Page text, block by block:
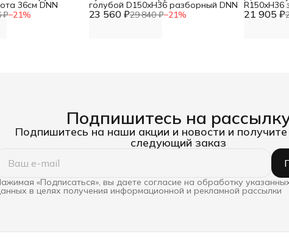
₽−21%
36см DNN
23 560 ₽29 840 ₽−21%
голубой D150xH36 разборный DNN
21 905 ₽
R150xH36
DNN
Подпишитесь на
Подпишитесь на наши акции и новости и получите
следующий заказ
«Подписаться», вы даете согласие на обработку
в целях получения информационной и рекламной рассылки